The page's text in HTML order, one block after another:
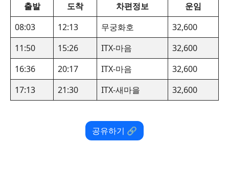
출발 도착 차편정보
운임
08:03
12:13 무궁화호
32,600
11:50
15:26 ITX-마음
32,600
16:36
20:17 ITX-마음
32,600
17:13
21:30 ITX-새마을 32,600
공유하기 🔗